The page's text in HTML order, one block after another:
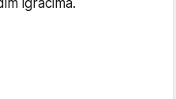
igračima.